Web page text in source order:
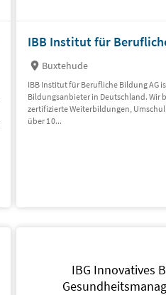
IBB Institut für
Buxtehude
IBB Institut für Berufliche Bildung AG
Bildungsanbieter in Deutschland. Wir
zertifizierte Weiterbildungen,
über 1 0...
IBG Innovatives